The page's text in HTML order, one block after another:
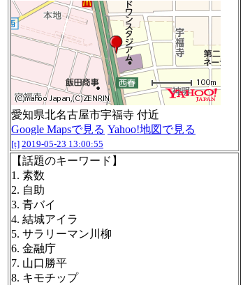
愛知県北名古屋市宇福寺 付近
Google Mapsで見る Yahoo!地図で見る
[t] 2019-05-23 13:00:55
【話題のキーワード】
1. 素数
2. 自助
3. 青バイ
4. 結城アイラ
5. サラリーマン川柳
6. 金融庁
7. 山口勝平
8. キモチップ